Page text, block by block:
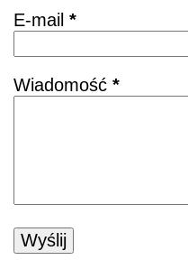
E-mail *
Wiadomość *